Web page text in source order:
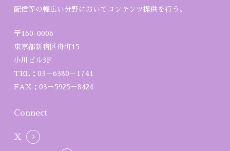
配信等の幅広い分野においてコンテンツ提供を行う。
〒160-0006
東京都新宿区舟町15
小川ビル3F
TEL：03－6380－1741
FAX：03－5925－8424
Connect
X